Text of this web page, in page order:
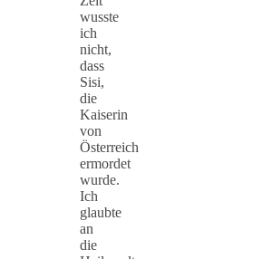
wusste
ich
nicht,
dass
Sisi,
die
Kaiserin
von
Österreich
ermordet
wurde.
Ich
glaubte
an
die